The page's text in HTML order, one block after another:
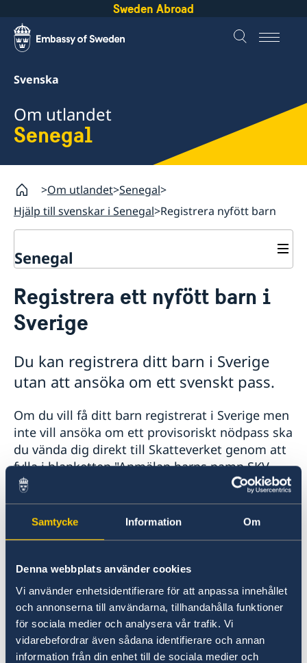
Samtycke Information Om
Denna webbplats använder cookies
Vi använder enhetsidentifierare för att anpassa innehållet
och annonserna till användarna, tillhandahålla funktioner
för sociala medier och analysera vår trafik. Vi
vidarebefordrar även sådana identifierare och annan
information från din enhet till de sociala medier och
Sweden Abroad
Svenska
Om utlandet
Senegal
Om utlandet Senegal
Hjälp till svenskar i Senegal Registrera nyfött barn
Senegal
Hjälp till svenskar i Senegal
Rösta i Senegal
Pass i Senegal
Provisoriskt pass
Samordningsnummer
ETD - Europeiska unionens provisoriska resehandling
Registrera nyfött barn
Legaliseringar
Avgifter
Reseinformation
Ambassadens reseinformation
Aktuella händelser
Allmänna säkerhetsläget
Terrorism
In- och utresebestämmelser
Lokala lagar och sedvänjor
Trafiksäkerhet
Hälso- och sjukvård
Övriga upplysningar
Registrera ett nyfött barn i
Sverige
Du kan registrera ditt barn i Sverige
utan att ansöka om ett svenskt pass.
Om du vill få ditt barn registrerat i Sverige men
inte vill ansöka om ett provisoriskt nödpass ska
du vända dig direkt till Skatteverket genom att
fylla i blanketten "Anmälan barns namn SKV
7750". Blanketten finns på
Skatteverkets hemsida(opens in a new tab).
Blanketten ska undertecknas av båda
vidimerad kopia av föräldrarnas pass.
Blanketten skickas sedan till:
Skatteverket, Folkbokföringsenheten
881 52 Sollefteå